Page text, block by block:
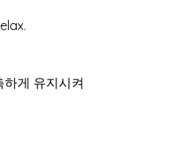
하게 유지시켜